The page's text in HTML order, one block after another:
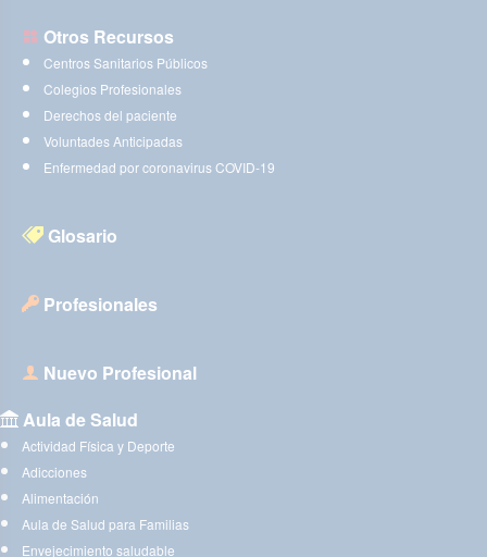
Otros Recursos
Centros Sanitarios Públicos
Colegios Profesionales
Derechos del paciente
Voluntades Anticipadas
Enfermedad por coronavirus COVID-19
Glosario
Profesionales
Nuevo Profesional
Aula de Salud
Actividad Física y Deporte
Adicciones
Alimentación
Aula de Salud para Familias
Envejecimiento saludable